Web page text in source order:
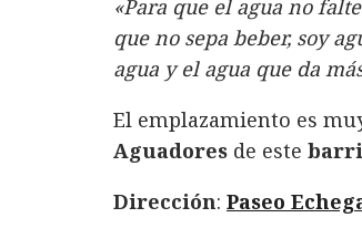
«Para que el agua no
que no sepa beber, soy
agua y el agua que da
El emplazamiento es
Aguadores de este
Dirección: Paseo